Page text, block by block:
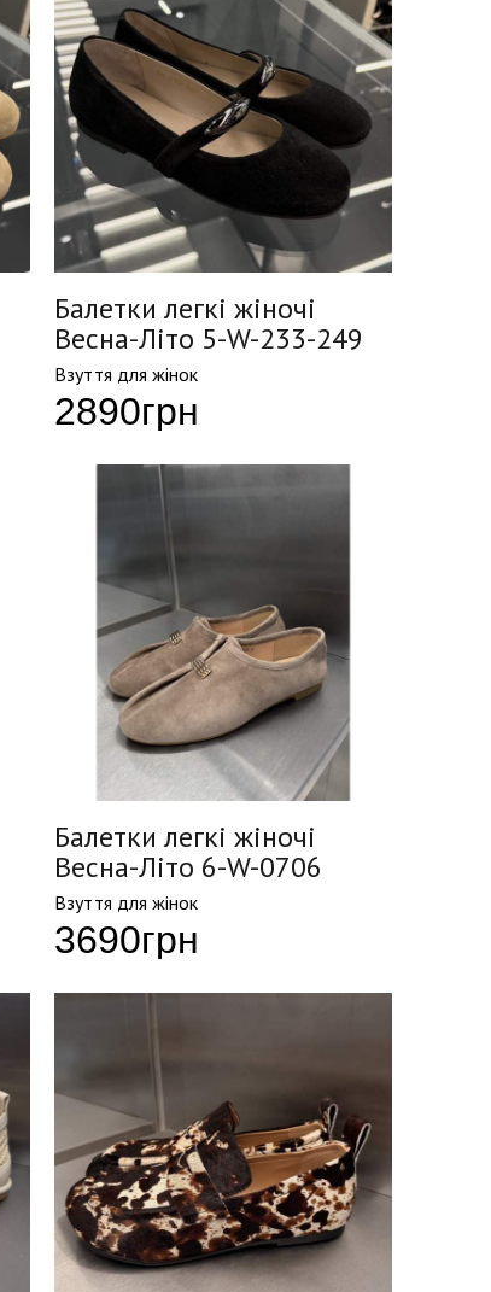
Балетки легкі жіночі
Весна-Літо 5-W-233-249
Взуття для жінок
2890грн
Балетки легкі жіночі
Весна-Літо 6-W-0706
Взуття для жінок
3690грн